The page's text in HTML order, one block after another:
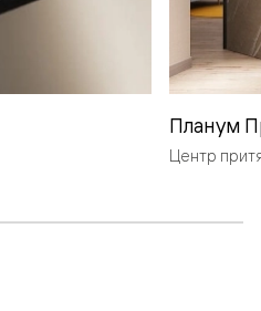
Планум
Центр